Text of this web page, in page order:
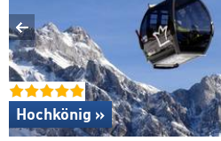
Hochkönig »